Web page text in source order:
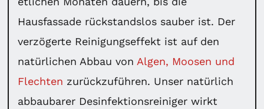
Hausfassade rückstandslos sauber ist. Der
verzögerte Reinigungseffekt ist auf den
natürlichen Abbau von Algen, Moosen und
Flechten zurückzuführen. Unser natürlich
abbaubarer Desinfektionsreiniger wirkt